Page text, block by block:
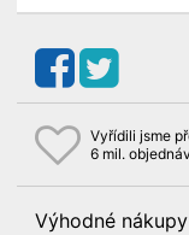
Vyřídili jsme
6 mil.
Výhodné nákupy